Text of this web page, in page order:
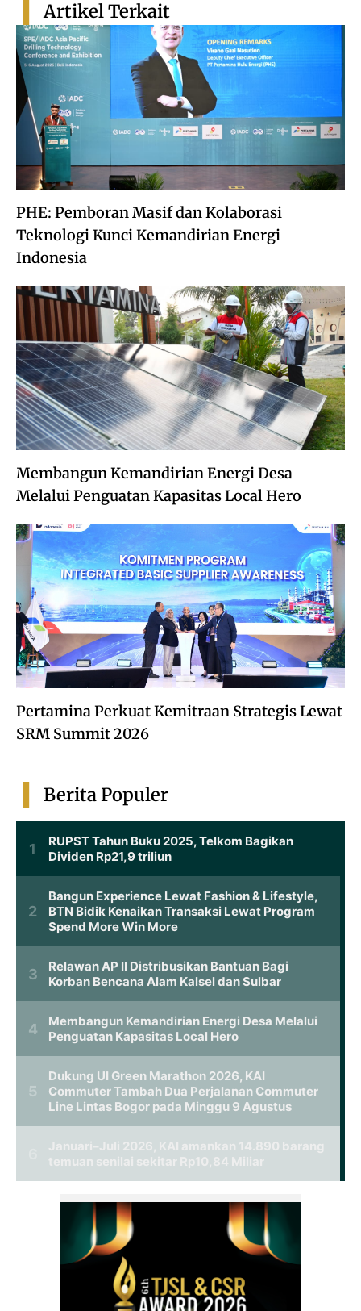
PHE: Pemboran Masif dan Kolaborasi
Teknologi Kunci Kemandirian Energi
Indonesia
Membangun Kemandirian Energi Desa
Melalui Penguatan Kapasitas Local Hero
Pertamina Perkuat Kemitraan Strategis Lewat
SRM Summit 2026
Artikel Terkait
Berita Populer